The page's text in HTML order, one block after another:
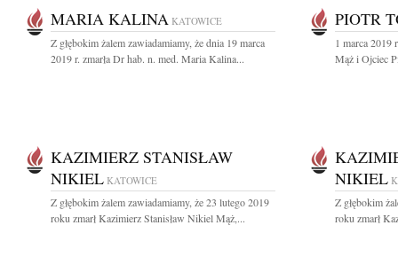
MARIA KALINA KATOWICE
Z głębokim żalem zawiadamiamy, że dnia 19 marca
2019 r. zmarła Dr hab. n. med. Maria Kalina...
PIOTR
1 marca 2019
Mąż i Ojciec
KAZIMIERZ STANISŁAW
NIKIEL KATOWICE
Z głębokim żalem zawiadamiamy, że 23 lutego 2019
roku zmarł Kazimierz Stanisław Nikiel Mąż,...
NIKIEL
Z głębokim
roku zmarł